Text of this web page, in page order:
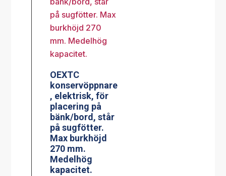
OEXTC
konservöppnare
, elektrisk, för
placering på
bänk/bord, står
på sugfötter.
Max burkhöjd
270 mm.
Medelhög
kapacitet.